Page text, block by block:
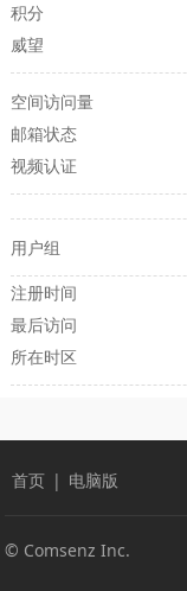
积分
威望
空间访问量
邮箱状态
视频认证
用户组
注册时间
最后访问
所在时区
首页 | 电脑版
© Comsenz Inc.